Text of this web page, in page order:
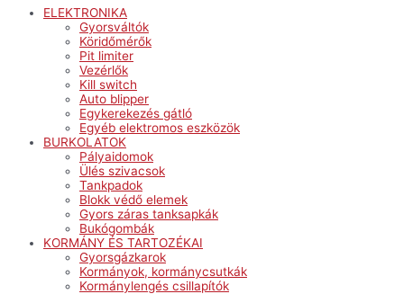
ELEKTRONIKA
Gyorsváltók
Köridőmérők
Pit limiter
Vezérlők
Kill switch
Auto blipper
Egykerekezés gátló
Egyéb elektromos eszközök
BURKOLATOK
Pályaidomok
Ülés szivacsok
Tankpadok
Blokk védő elemek
Gyors záras tanksapkák
Bukógombák
KORMÁNY ÉS TARTOZÉKAI
Gyorsgázkarok
Kormányok, kormánycsutkák
Kormánylengés csillapítók